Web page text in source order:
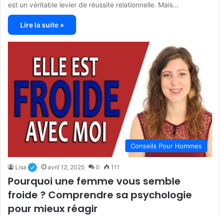
est un véritable levier de réussite relationnelle. Mais…
Lire la suite »
Conseils Pour Hommes
Lisa avril 12, 2025 0 111
Pourquoi une femme vous semble
froide ? Comprendre sa psychologie
pour mieux réagir